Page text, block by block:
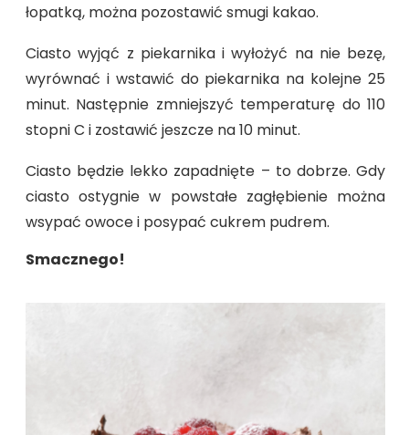
łopatką, można pozostawić smugi kakao.
Ciasto wyjąć z piekarnika i wyłożyć na nie bezę,
wyrównać i wstawić do piekarnika na kolejne 25
minut. Następnie zmniejszyć temperaturę do 110
stopni C i zostawić jeszcze na 10 minut.
Ciasto będzie lekko zapadnięte – to dobrze. Gdy
ciasto ostygnie w powstałe zagłębienie można
wsypać owoce i posypać cukrem pudrem.
Smacznego!